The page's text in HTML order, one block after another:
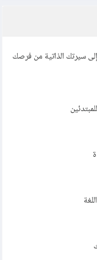
سيرتك الذاتية من فرصك